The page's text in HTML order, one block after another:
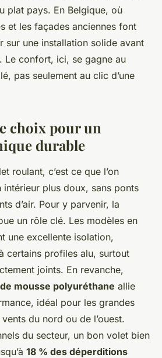
plat pays. En Belgique, où
et les façades anciennes font
sur une installation solide avant
Le confort, ici, se gagne au
pas seulement au clic d’une
choix pour un
durable
roulant, c’est ce que l’on
intérieur plus doux, sans ponts
d’air. Pour y parvenir, la
un rôle clé. Les modèles en
une excellente isolation,
certains profiles alu, surtout
joints. En revanche,
mousse polyuréthane allie
idéal pour les grandes
du nord ou de l’ouest.
du secteur, un bon volet bien
18 % des déperditions